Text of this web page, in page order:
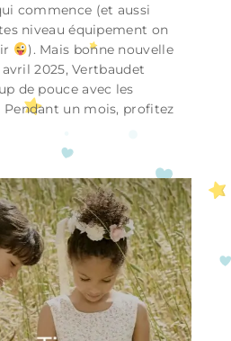
commence (et aussi
niveau équipement on
). Mais bonne nouvelle
2025, Vertbaudet
de pouce avec les
Pendant un mois, profitez